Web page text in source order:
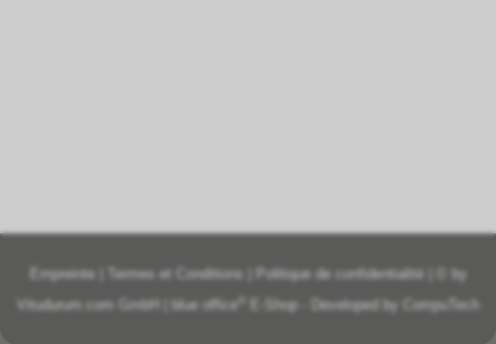
Empreinte Termes et Conditions Politique de confidentialité | © by
Vitudurum.com GmbH
blue office E-Shop - Developed by CompuTech